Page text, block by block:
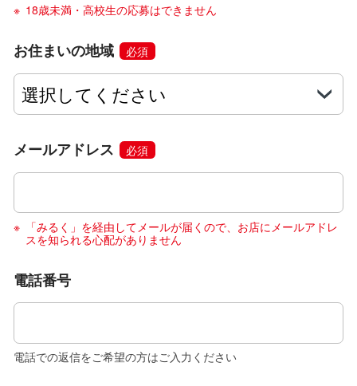
18歳未満・高校生の応募はできません
お住まいの地域 必須
メールアドレス 必須
「みるく」を経由してメールが届くので、お店にメールアドレ
スを知られる心配がありません
電話番号
電話での返信をご希望の方はご入力ください